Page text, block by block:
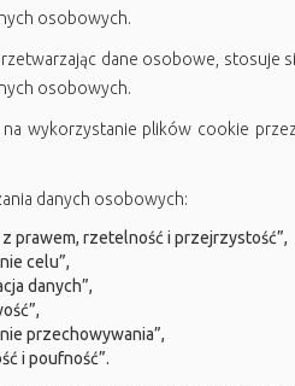
osobowych.
dane osobowe, stosuje
osobowych.
na wykorzystanie plików cookie
danych osobowych:
prawem, rzetelność i przejrzystość”,
celu”,
danych”,
przechowywania”,
i poufność”.